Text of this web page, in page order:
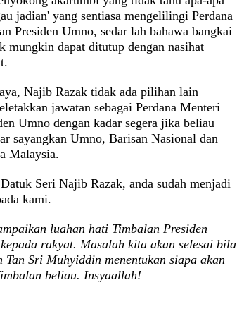
jadian' yang sentiasa mengelilingi Perdana
Presiden Umno, sedar lah bahawa bangkai
mungkin dapat ditutup dengan nasihat
Najib Razak tidak ada pilihan lain
jawatan sebagai Perdana Menteri
Umno dengan kadar segera jika beliau
sayangkan Umno, Barisan Nasional dan
Malaysia.
Seri Najib Razak, anda sudah menjadi
kami.
luahan hati Timbalan Presiden
rakyat. Masalah kita akan selesai bila
Tan Sri Muhyiddin menentukan siapa akan
beliau. Insyaallah!